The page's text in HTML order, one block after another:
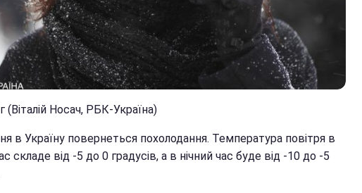
(Віталій Носач, РБК-Україна)
в Україну повернеться похолодання. Температура повітря в
складе від -5 до 0 градусів, а в нічний час буде від -10 до -5